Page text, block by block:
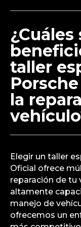
¿Cuáles
taller
la
Elegir un taller
Oficial ofrece
reparación de tu
altamente
manejo de
ofrecemos un